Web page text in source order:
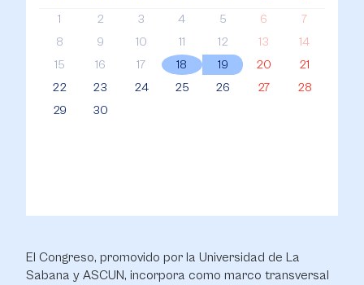
El Congreso, promovido por la Universidad de La
Sabana y ASCUN, incorpora como marco transversal
1
2 3 4 5 6
7
8
9 10 11 12 13
14
15
16 17 18 19 20
21
22
23 24 25 26 27
28
29
30